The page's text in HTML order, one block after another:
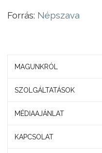
Forrás: Népszava
MAGUNKRÓL
SZOLGÁLTATÁSOK
MÉDIAAJÁNLAT
KAPCSOLAT